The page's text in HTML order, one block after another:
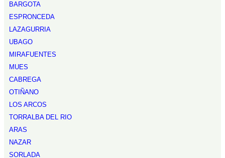
BARGOTA
ESPRONCEDA
LAZAGURRIA
UBAGO
MIRAFUENTES
MUES
CABREGA
OTIÑANO
LOS ARCOS
TORRALBA DEL RIO
ARAS
NAZAR
SORLADA